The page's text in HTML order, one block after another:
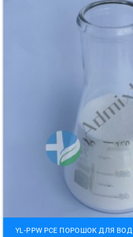
YL-PPW PCE ПОРОШОК ДЛЯ